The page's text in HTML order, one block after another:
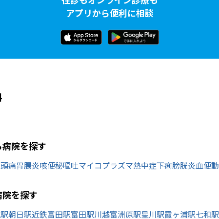
アプリから便利に相談
院を探す
頭痛胃腸炎咳便秘嘔吐マイコプラズマ熱中症下痢膀胱炎血便
を探す
朝日駅近鉄富田駅富田駅川越富洲原駅星川駅霞ヶ浦駅七和駅